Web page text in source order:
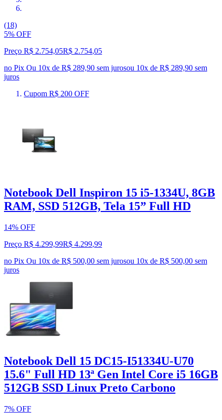
(18)
5% OFF
Preço R$ 2.754,05R$ 2.754,05
no Pix Ou 10x de R$ 289,90 sem jurosou 10x de R$ 289,90 sem
juros
Cupom R$ 200 OFF
Notebook Dell Inspiron 15 i5-1334U, 8GB
RAM, SSD 512GB, Tela 15” Full HD
14% OFF
Preço R$ 4.299,99R$ 4.299,99
no Pix Ou 10x de R$ 500,00 sem jurosou 10x de R$ 500,00 sem
juros
Notebook Dell 15 DC15-I51334U-U70
15.6" Full HD 13ª Gen Intel Core i5 16GB
512GB SSD Linux Preto Carbono
7% OFF